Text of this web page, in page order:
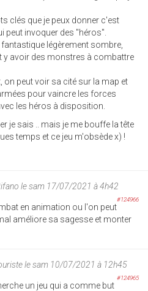
clés que je peux donner c'est
peut invoquer des "héros".
fantastique légèrement sombre,
y avoir des monstres à combattre
on peut voir sa cité sur la map et
pour vaincre les forces
les héros à disposition.
je sais .. mais je me bouffe la tête
temps et ce jeu m'obsède x) !
le sam 17/07/2021 à 4h42
#124966
en animation ou l'on peut
améliore sa sagesse et monter
le sam 10/07/2021 à 12h45
#124965
un jeu qui a comme but